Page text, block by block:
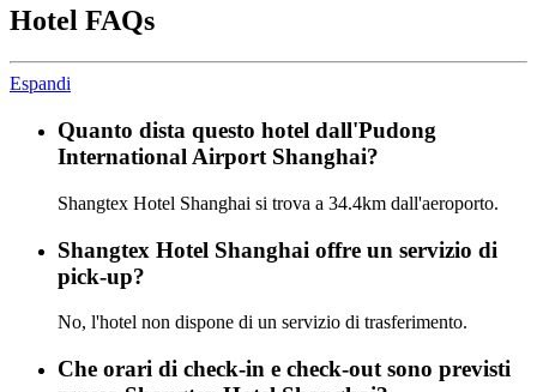
Hotel FAQs
Espandi
Quanto dista questo hotel dall'Pudong
International Airport Shanghai?
Shangtex Hotel Shanghai si trova a 34.4km dall'aeroporto.
Shangtex Hotel Shanghai offre un servizio di
pick-up?
No, l'hotel non dispone di un servizio di trasferimento.
Che orari di check-in e check-out sono previsti